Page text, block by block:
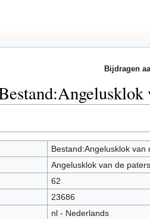
Bijdragen
Bestand:Angelusklok
Angelusklok van de
62
23686
nl - Nederlands